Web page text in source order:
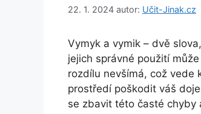
22. 1. 2024 autor: Učit-Jinak.cz
Vymyk a vymik – dvě
jejich správné použití
rozdílu nevšímá, což vede
prostředí poškodit váš
se zbavit této časté chyby